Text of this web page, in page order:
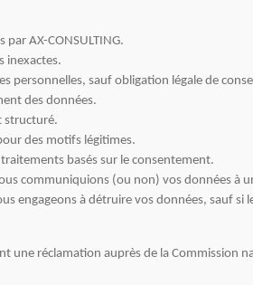
AX-CONSULTING.
inexactes.
personnelles, sauf obligation légale de
des données.
structuré.
des motifs légitimes.
basés sur le consentement.
communiquions (ou non) vos données à
engageons à détruire vos données, sauf si
réclamation auprès de la Commission